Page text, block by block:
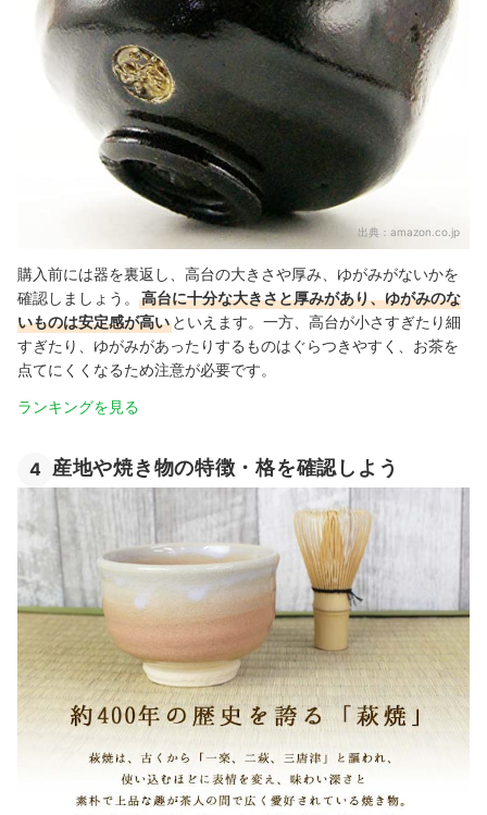
出典： amazon.co.jp
購入前には器を裏返し、高台の大きさや厚み、ゆがみがないかを
確認しましょう。
高台に十分な大きさと厚みがあり、ゆがみのな
いものは安定感が高い といえます。一方、高台が小さすぎたり細
すぎたり、ゆがみがあったりするものはぐらつきやすく、お茶を
点てにくくなるため注意が必要です。
ランキングを見る
4 産地や焼き物の特徴・格を確認しよう